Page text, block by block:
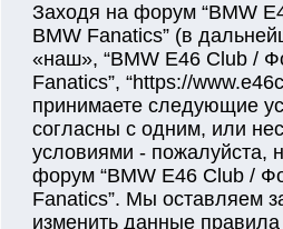
Заходя на форум “BMW
BMW Fanatics” (в
«наш», “BMW E46 Club /
Fanatics”, “https://
принимаете следующие
согласны с одним, или
условиями - пожалуйста,
форум “BMW E46 Club /
Fanatics”. Мы оставляем
изменить данные